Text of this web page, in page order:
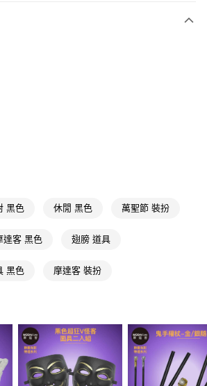
」】
務後，再付款。
帳流程】
先享後付」後，將跳轉至「AFTEE先享後付」
確認金額後，即可完成結帳。
將收到繳費通知簡訊。
14天內，點擊此簡訊中的連結，可透過四大超商／
含以上)免運費
黑色 休閒 黑色 萬聖節 裝扮
達客 黑色 翅膀 道具
黑色 摩達客 裝扮